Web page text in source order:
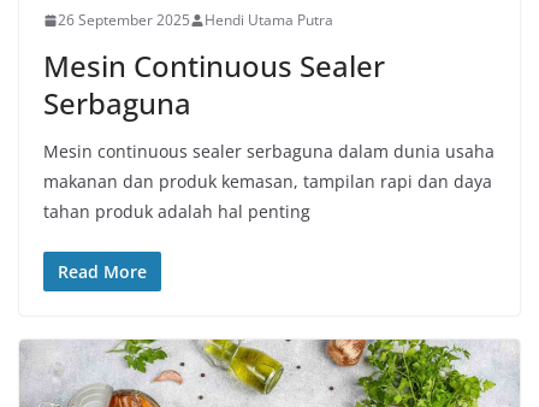
26 September 2025 Hendi Utama Putra
Mesin Continuous Sealer
Serbaguna
Mesin continuous sealer serbaguna dalam dunia usaha
makanan dan produk kemasan, tampilan rapi dan daya
tahan produk adalah hal penting
Read More